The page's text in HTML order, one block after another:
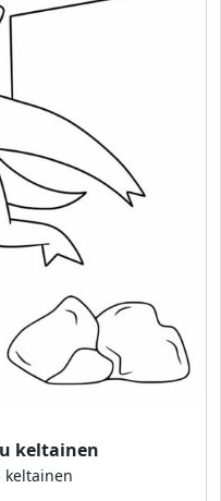
keltainen
keltainen